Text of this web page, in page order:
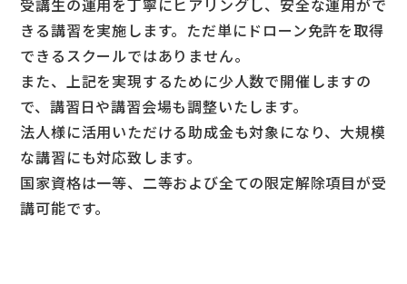
受講生の運用を丁寧にヒアリングし、安全な運用がで
きる講習を実施します。ただ単にドローン免許を取得
できるスクールではありません。
また、上記を実現するために少人数で開催しますの
で、講習日や講習会場も調整いたします。
法人様に活用いただける助成金も対象になり、大規模
な講習にも対応致します。
国家資格は一等、二等および全ての限定解除項目が受
講可能です。